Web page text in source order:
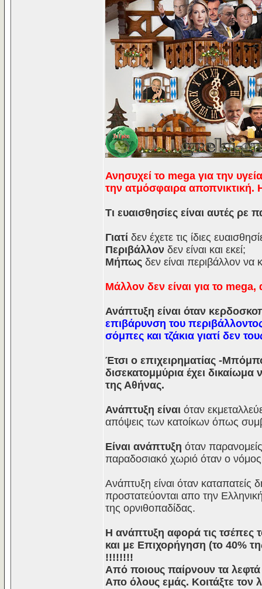
Ανησυχεί το mega για την
την ατμόσφαιρα αποπνικτική.
Τι ευαισθησίες είναι αυτές ρε
Γιατί δεν έχετε τις ίδιες
Περιβάλλον δεν είναι και εκεί;
Μήπως δεν είναι περιβάλλον να
Μάλλον δεν είναι για το mega,
Ανάπτυξη είναι όταν
επιβάρυνση του
σόμπες και τζάκια γιατί δεν
Έτσι ο επιχειρηματίας -
δισεκατομμύρια έχει δικαίωμα
της Αθήνας.
Ανάπτυξη είναι όταν
απόψεις των κατοίκων όπως
Είναι ανάπτυξη όταν
παραδοσιακό χωριό όταν ο
Ανάπτυξη είναι όταν καταπατείς
προστατεύονται απο την
της ορνιθοπαδίδας.
Η ανάπτυξη αφορά τις τσέπες
και με Επιχορήγηση (το 40%
!!!!!!!!
Από ποιους παίρνουν τα λεφτά
Απο όλους εμάς. Κοιτάξτε τον